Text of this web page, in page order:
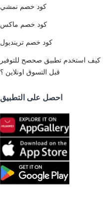
كود خصم نمشي
كود خصم ماكس
كود خصم ترينديول
كيف استخدم تطبيق صحصح للتوفير
قبل التسوق اونلاين ؟
احصل على التطبيق